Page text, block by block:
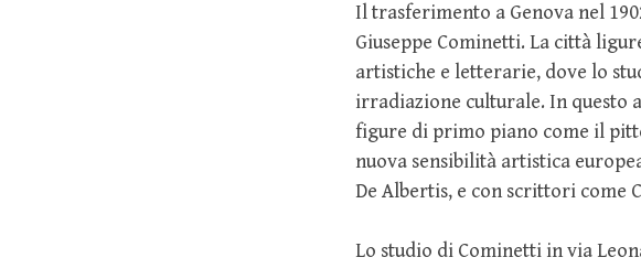
Il trasferimento a Genova nel
Giuseppe Cominetti. La città
artistiche e letterarie, dove lo
irradiazione culturale. In questo
figure di primo piano come il
nuova sensibilità artistica
De Albertis, e con scrittori come
Lo studio di Cominetti in via